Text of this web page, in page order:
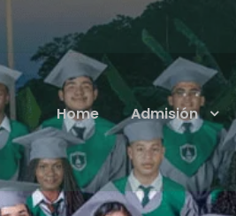
Home Admisión